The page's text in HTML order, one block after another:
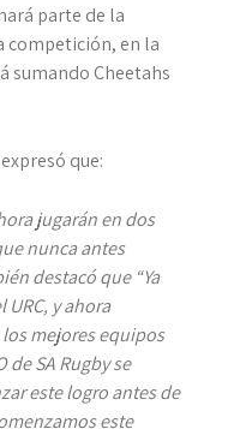
parte de la
competición, en la
sumando Cheetahs
que:
jugarán en dos
nunca antes
destacó que “Ya
y ahora
mejores equipos
de SA Rugby se
este logro antes de
este